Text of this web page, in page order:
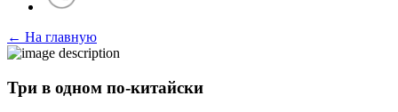
← На главную
Три в одном по-китайски